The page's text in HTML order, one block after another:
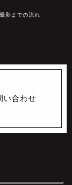
い合わせ